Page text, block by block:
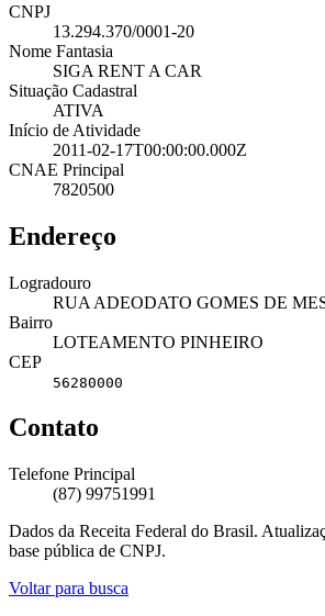
CNPJ
13.294.370/0001-20
Nome Fantasia
SIGA RENT A CAR
Situação Cadastral
ATIVA
Início de Atividade
2011-02-17T00:00:00.000Z
CNAE Principal
7820500
Endereço
Logradouro
RUA ADEODATO GOMES DE
Bairro
LOTEAMENTO PINHEIRO
CEP
56280000
Contato
Telefone Principal
(87) 99751991
Dados da Receita Federal do Brasil.
base pública de CNPJ.
Voltar para busca